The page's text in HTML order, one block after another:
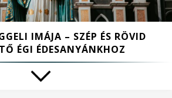
IMÁJA – SZÉP ÉS RÖVID
ÉGI ÉDESANYÁNKHOZ